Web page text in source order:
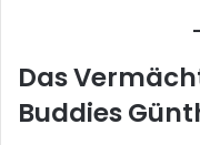
Das
Buddies